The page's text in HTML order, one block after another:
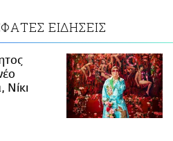
ΕΙΔΗΣΕΙΣ
Νίκι